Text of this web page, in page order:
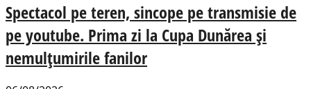
Spectacol pe teren, sincope pe transmisie de
pe youtube. Prima zi la Cupa Dunărea și
nemulțumirile fanilor